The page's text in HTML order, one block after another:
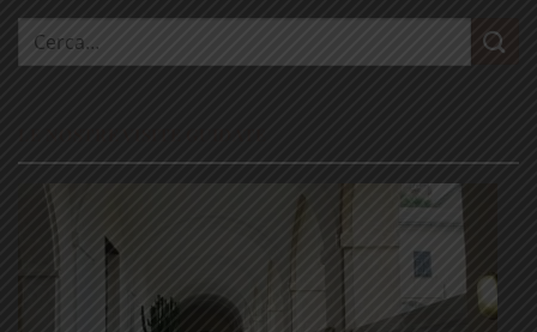
Cerca: